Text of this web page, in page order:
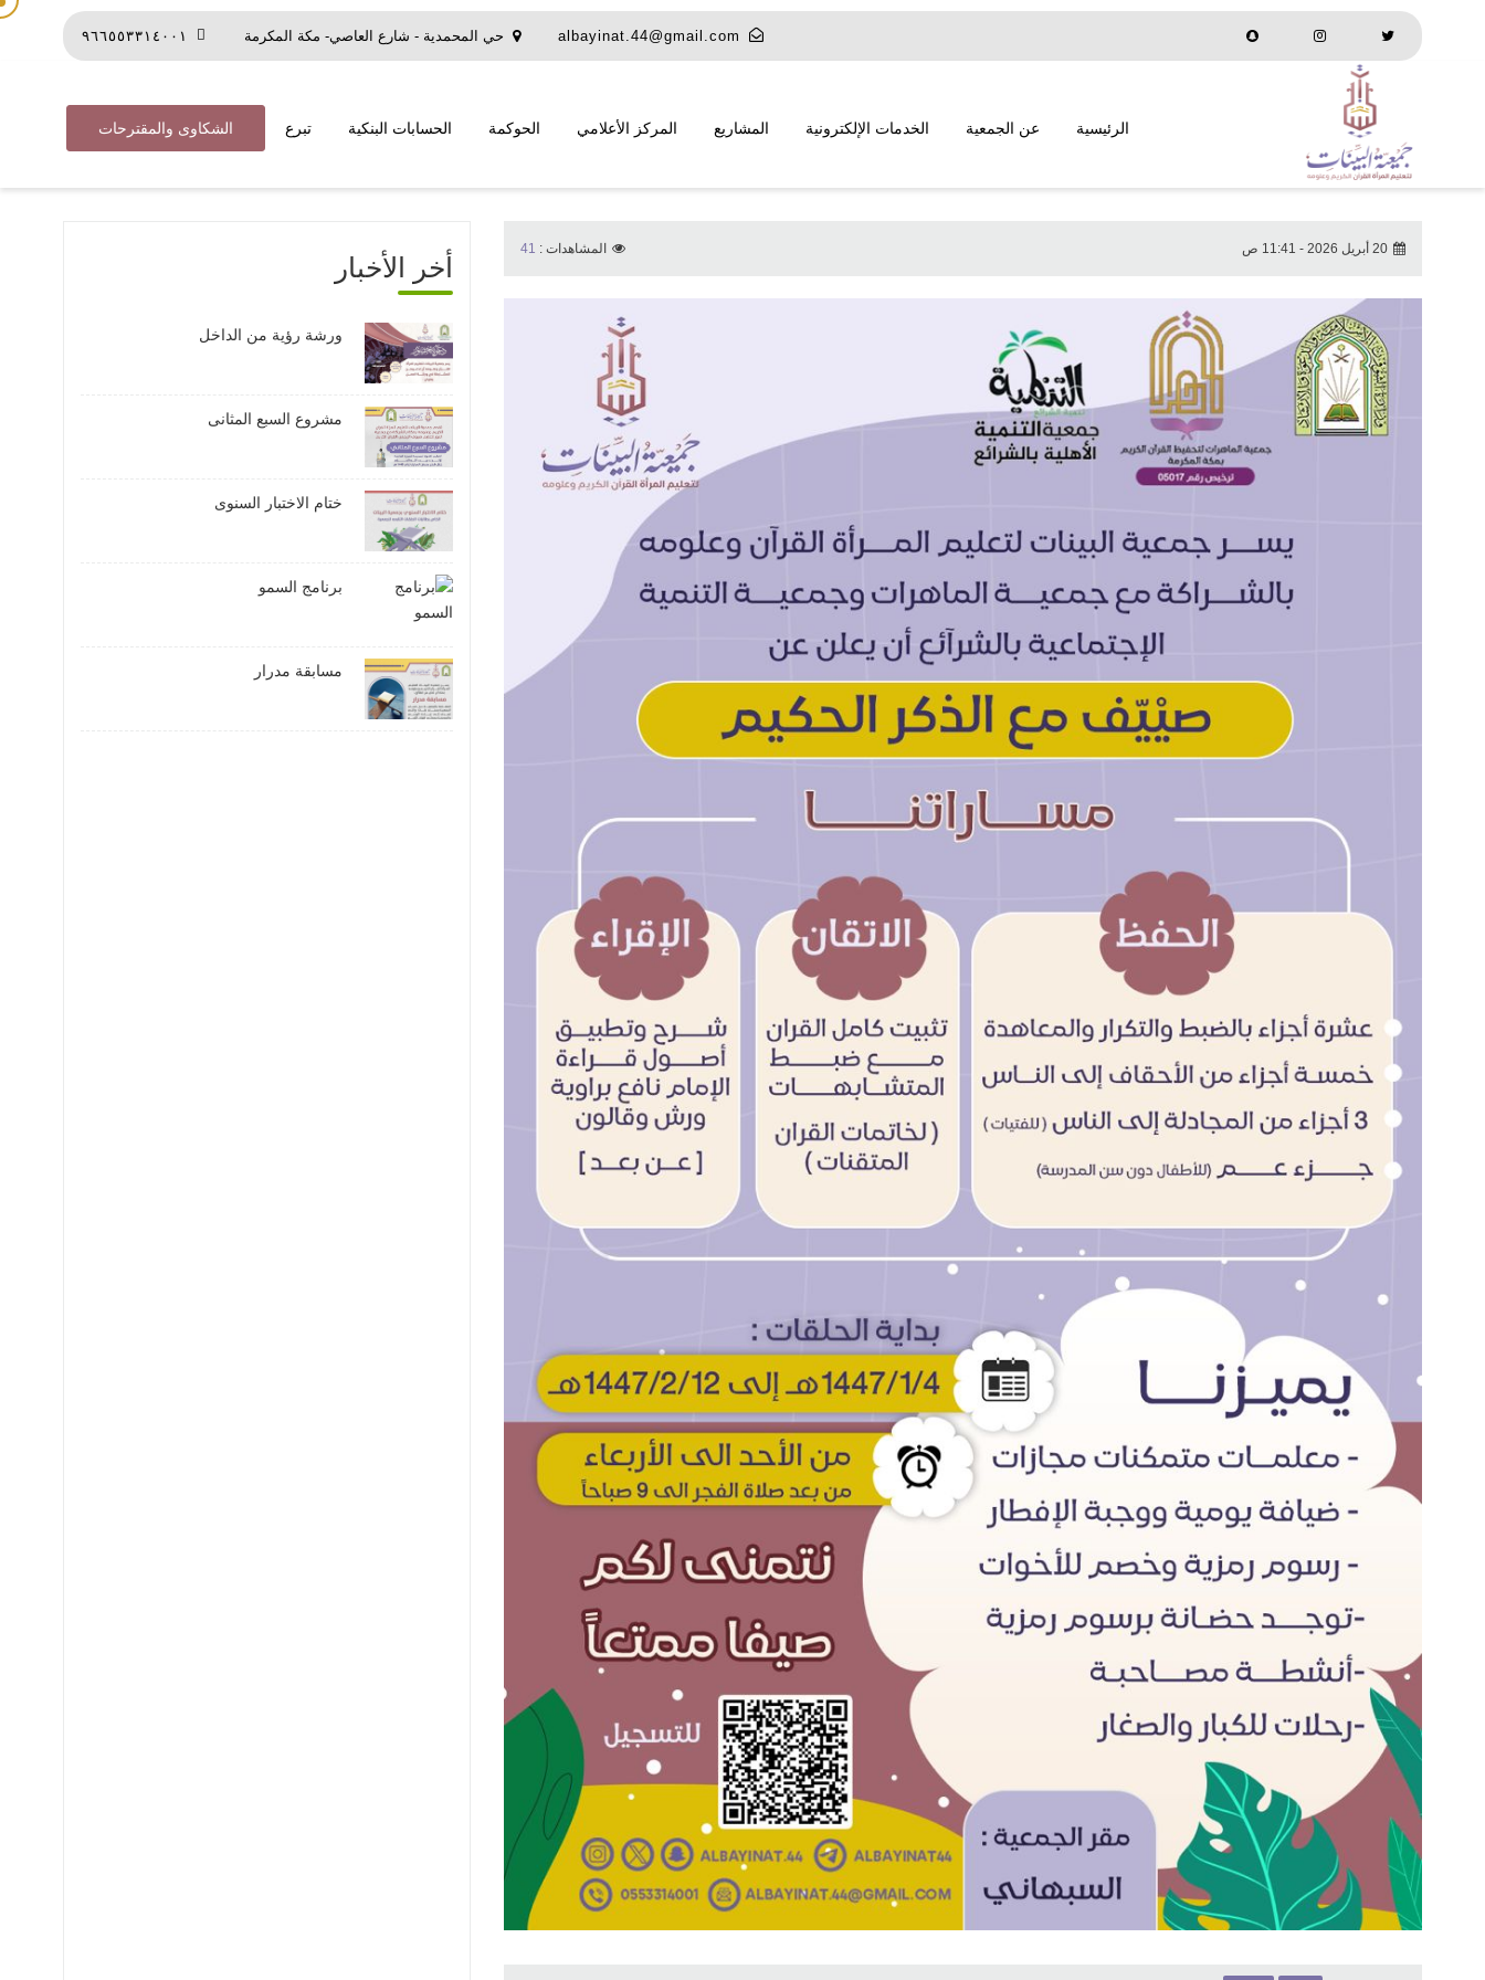
٩٦٦٥٥٣٣١٤٠٠١ albayinat.44@gmail.com حي المحمدية - شارع العاصي- مكة المكرمة
الرئيسية عن الجمعية الخدمات الإلكترونية المشاريع المركز الأعلامي الحوكمة الحسابات البنكية تبرع الشكاوى والمقترحات
المشاهدات : 41 20 أبريل 2026 - 11:41 ص
أخر الأخبار
ورشة رؤية من الداخل
مشروع السبع المثانى
ختام الاختبار السنوى
برنامج السمو
مسابقة مدرار